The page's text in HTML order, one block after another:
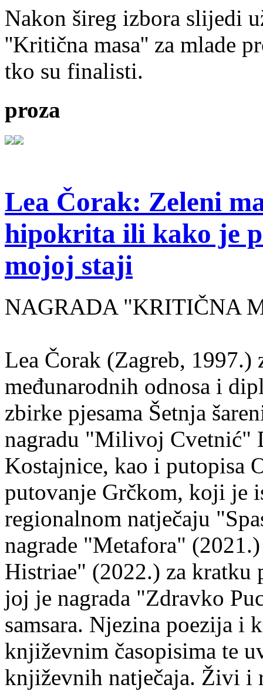
Nakon šireg izbora slijedi
''Kritična masa'' za mlade
tko su finalisti.
proza
Lea Čorak: Zeleni
hipokrita ili kako je
mojoj staji
NAGRADA "KRITIČNA
Lea Čorak (Zagreb,
međunarodnih odnosa i
zbirke pjesama Šetnja
nagradu "Milivoj Cvetnić"
Kostajnice, kao i putopisa
putovanje Grčkom, koji je
regionalnom natječaju
nagrade "Metafora"
Histriae" (2022.) za kratku
joj je nagrada "Zdravko
samsara. Njezina poezija i
književnim časopisima te
književnih natječaja. Živi i